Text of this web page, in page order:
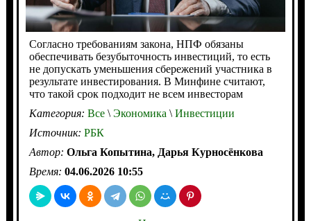
Согласно требованиям закона, НПФ обязаны
обеспечивать безубыточность инвестиций, то есть
не допускать уменьшения сбережений участника в
результате инвестирования. В Минфине считают,
что такой срок подходит не всем инвесторам
Категория: Все\Экономика \Инвестиции
Источник: РБК
Автор: Ольга Копытина, Дарья Курносёнкова
Время: 04.06.2026 10:55